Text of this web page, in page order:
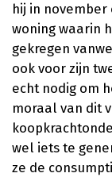
hij in
woning waarin
gekregen
ook voor zijn
echt nodig om
moraal van dit
wel iets te
ze de